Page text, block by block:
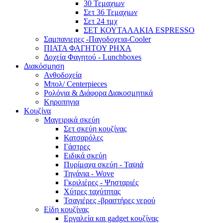
30 Τεμαχιων
Σετ 36 Τεμαχιων
Σετ 24 τμχ
ΣΕΤ ΚΟΥΤΑΛΑΚΙΑ ESPRESSO
Σαμπανιερες -Παγοδοχεια-Cooler
ΠΙΑΤΑ ΦΑΓΗΤΟΥ ΡΗΧΑ
Δοχεία Φαγητού - Lunchboxes
Διακόσμηση
Ανθοδοχεία
Μπολ/ Centerpieces
Ρολόγια & Διάφορα Διακοσμητικά
Κηροπηγια
Κουζίνα
Μαγειρικά σκεύη
Σετ σκεύη κουζίνας
Κατσαρόλες
Γάστρες
Ειδικά σκεύη
Πυρίμαχα σκεύη - Ταψιά
Τηγάνια - Wove
Γκριλιέρες - Ψησταριές
Χύτρες ταχύτητας
Τσαγιέρες -βραστήρες νερού
Είδη κουζίνας
Εργαλεία και gadget κουζίνας